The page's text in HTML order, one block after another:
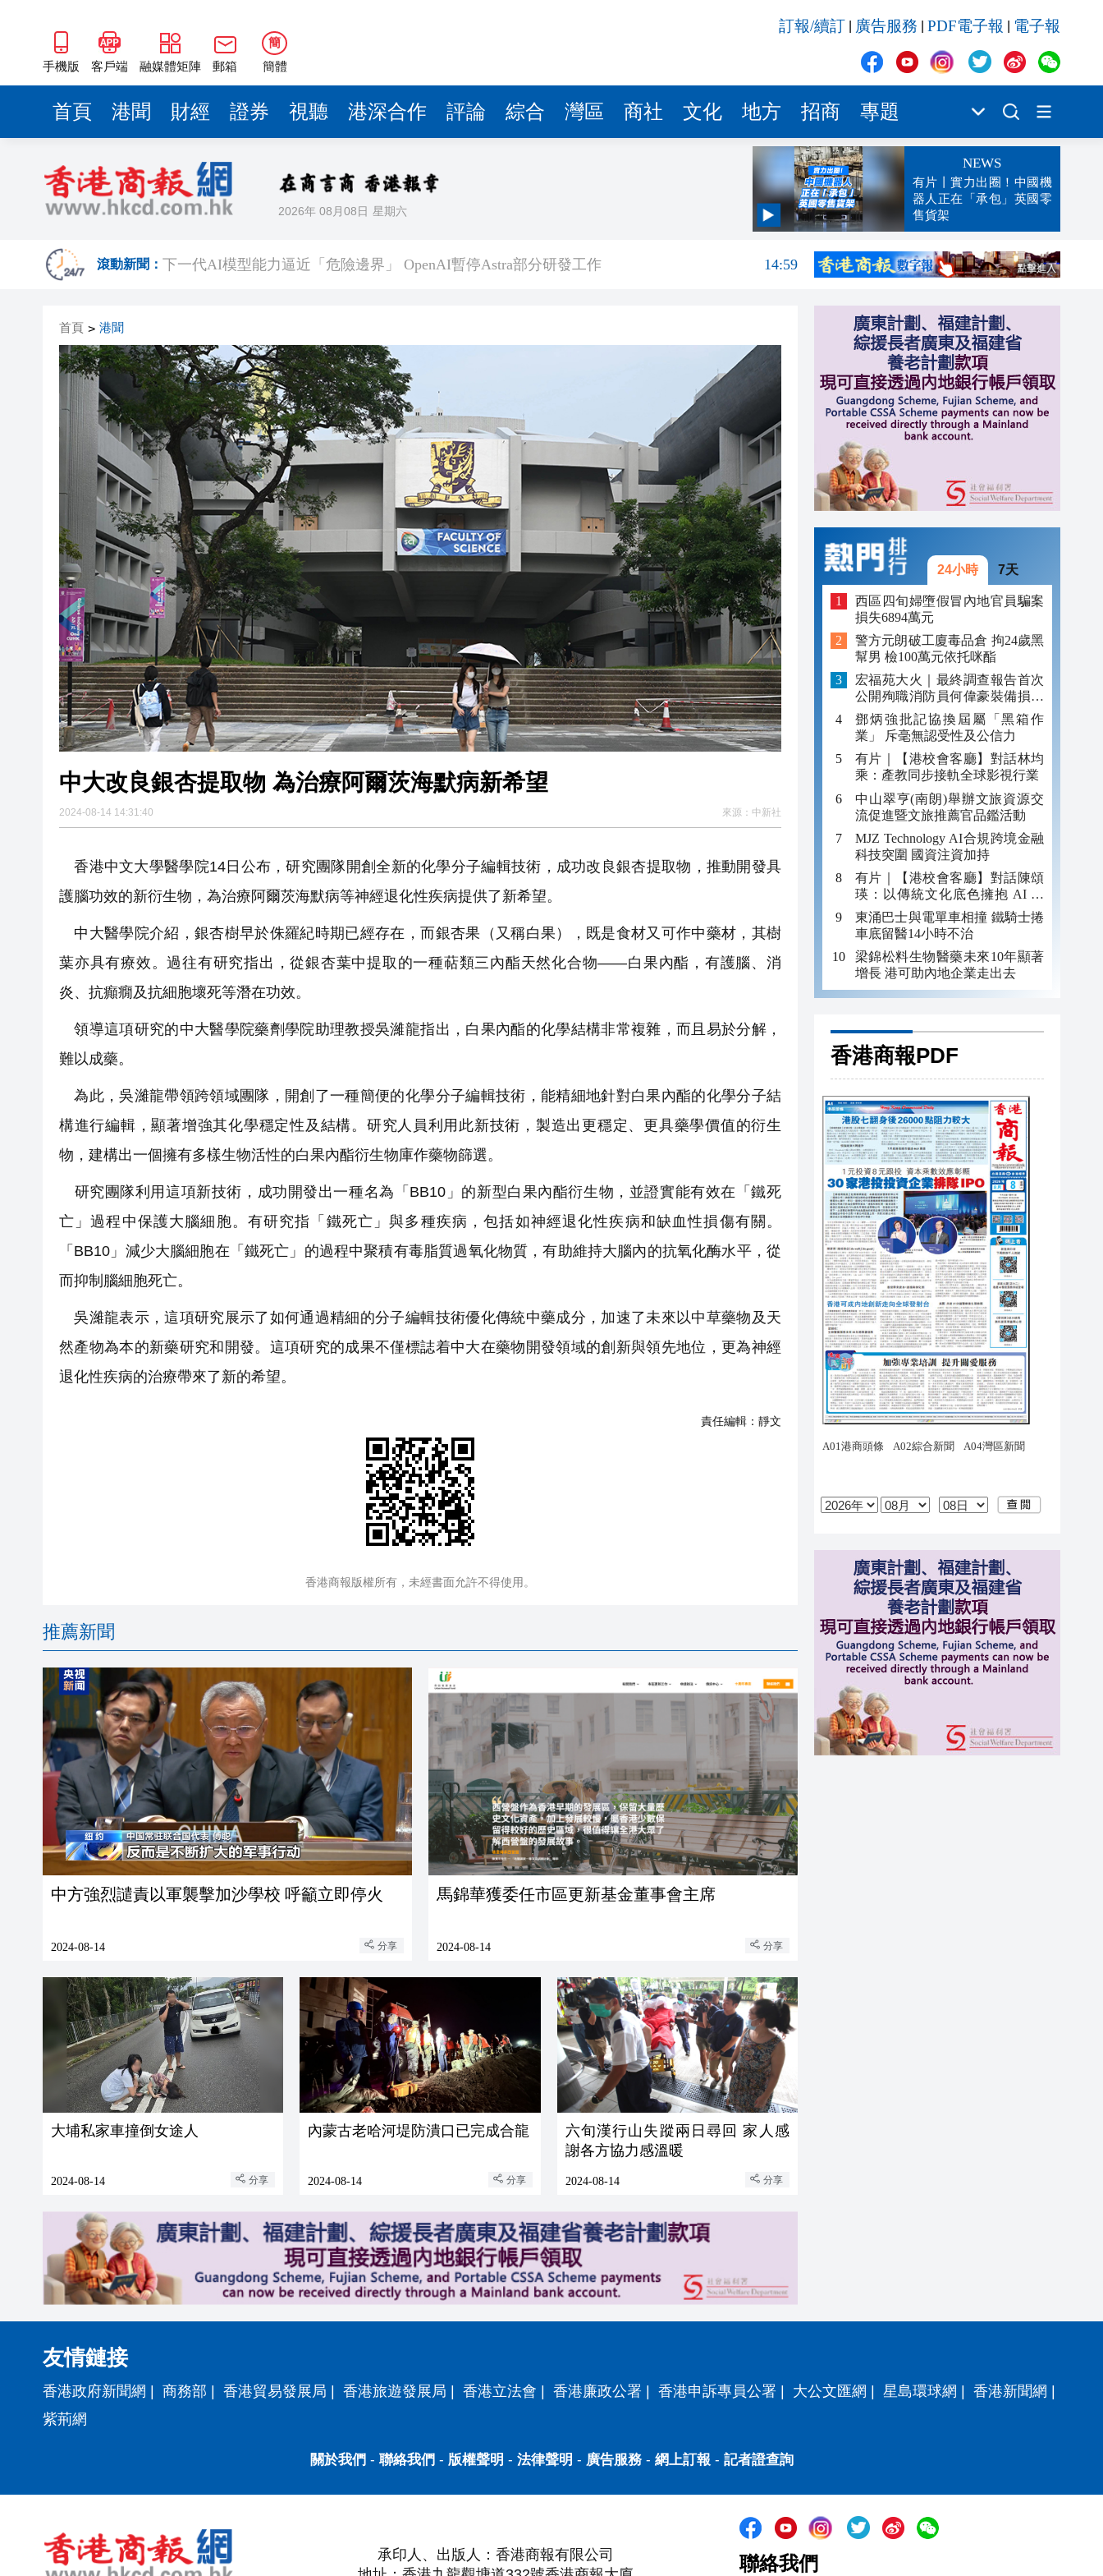
手機版 客戶端 融媒體矩陣 郵箱
簡
簡體
訂報/續訂 廣告服務 PDF電子報 電子報
首頁 港聞 財經 證券 視聽 港深合作 評論 綜合 灣區 商社 文化 地方 招商 專題
2026年 08月08日 星期六
NEWS
有片丨實力出圈！中國機
器人正在「承包」英國零
售貨架
滾動新聞：
15:01
下一代AI模型能力逼近「危險邊界」 OpenAI暫停Astra部分研發工作
14:59
港區婦聯代表聯誼會 x 騰訊雲WorkBuddy AI分享會舉行
14:26
趙之境攜新作出席「今朝更好看」——慶祝中國共產黨成立105周年名家作品展
投資推廣署超額完成績效 上半年引資逾500億
14:17
國家防總對江蘇、安徽啟動防汛防颱風四級應急響應
14:04
首頁 > 港聞
中大改良銀杏提取物 為治療阿爾茨海默病新希望
2024-08-14 14:31:40 來源： 中新社
香港中文大學醫學院14日公布，研究團隊開創全新的化學分子編輯技術，成功改良銀杏提取物，推動開發具
護腦功效的新衍生物，為治療阿爾茨海默病等神經退化性疾病提供了新希望。
中大醫學院介紹，銀杏樹早於侏羅紀時期已經存在，而銀杏果（又稱白果），既是食材又可作中藥材，其樹
葉亦具有療效。過往有研究指出，從銀杏葉中提取的一種萜類三內酯天然化合物——白果內酯，有護腦、消
炎、抗癲癇及抗細胞壞死等潛在功效。
領導這項研究的中大醫學院藥劑學院助理教授吳濰龍指出，白果內酯的化學結構非常複雜，而且易於分解，
難以成藥。
為此，吳濰龍帶領跨領域團隊，開創了一種簡便的化學分子編輯技術，能精細地針對白果內酯的化學分子結
構進行編輯，顯著增強其化學穩定性及結構。研究人員利用此新技術，製造出更穩定、更具藥學價值的衍生
物，建構出一個擁有多樣生物活性的白果內酯衍生物庫作藥物篩選。
研究團隊利用這項新技術，成功開發出一種名為「BB10」的新型白果內酯衍生物，並證實能有效在「鐵死
亡」過程中保護大腦細胞。有研究指「鐵死亡」與多種疾病，包括如神經退化性疾病和缺血性損傷有關。
「BB10」減少大腦細胞在「鐵死亡」的過程中聚積有毒脂質過氧化物質，有助維持大腦內的抗氧化酶水平，從
而抑制腦細胞死亡。
吳濰龍表示，這項研究展示了如何通過精細的分子編輯技術優化傳統中藥成分，加速了未來以中草藥物及天
然產物為本的新藥研究和開發。這項研究的成果不僅標誌着中大在藥物開發領域的創新與領先地位，更為神經
退化性疾病的治療帶來了新的希望。
責任編輯： 靜文
香港商報版權所有，未經書面允許不得使用。
推薦新聞
中方強烈譴責以軍襲擊加沙學校 呼籲立即停火
2024-08-14 分享
馬錦華獲委任市區更新基金董事會主席
2024-08-14 分享
大埔私家車撞倒女途人
2024-08-14 分享
內蒙古老哈河堤防潰口已完成合龍
2024-08-14 分享
六旬漢行山失蹤兩日尋回 家人感
謝各方協力感溫暖
2024-08-14 分享
24小時 7天
西區四旬婦墮假冒內地官員騙案
損失6894萬元
警方元朗破工廈毒品倉 拘24歲黑
幫男 檢100萬元依托咪酯
宏福苑大火｜最終調查報告首次
公開殉職消防員何偉豪裝備損毀
照片
鄧炳強批記協換屆屬「黑箱作
業」 斥毫無認受性及公信力
有片｜【港校會客廳】對話林均
乘：產教同步接軌全球影視行業
中山翠亨(南朗)舉辦文旅資源交
流促進暨文旅推薦官品鑑活動
MJZ Technology AI合規跨境金融
科技突圍 國資注資加持
有片｜【港校會客廳】對話陳頌
瑛：以傳統文化底色擁抱 AI 藝
術新發展
東涌巴士與電單車相撞 鐵騎士捲
車底留醫14小時不治
梁錦松料生物醫藥未來10年顯著
增長 港可助內地企業走出去
香港商報PDF
友情鏈接
香港政府新聞網 | 商務部 | 香港貿易發展局 | 香港旅遊發展局 | 香港立法會 | 香港廉政公署 | 香港申訴專員公署 | 大公文匯網 | 星島環球網 | 香港新聞網 |
紫荊網
關於我們 - 聯絡我們 - 版權聲明 - 法律聲明 - 廣告服務- 網上訂報 - 記者證查詢
承印人、出版人：香港商報有限公司
聯絡我們